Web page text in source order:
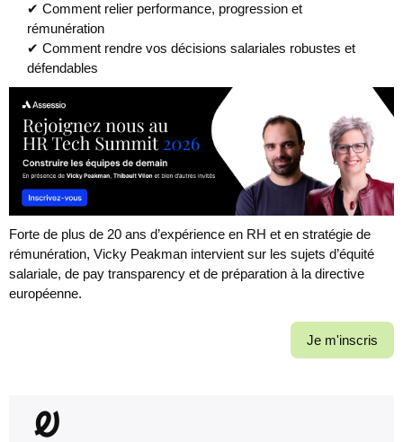
✔ Comment relier performance, progression et
rémunération
✔ Comment rendre vos décisions salariales robustes et
défendables
Forte de plus de 20 ans d’expérience en RH et en stratégie de
rémunération, Vicky Peakman intervient sur les sujets d’équité
salariale, de pay transparency et de préparation à la directive
européenne.
Je m'inscris